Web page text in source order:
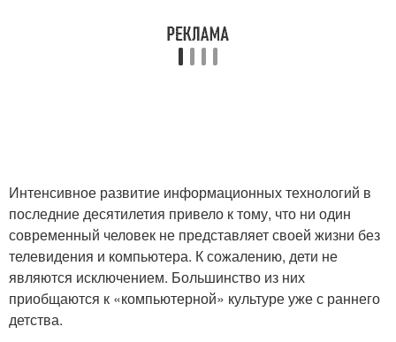
Интенсивное развитие информационных технологий в
последние десятилетия привело к тому, что ни один
современный человек не представляет своей жизни без
телевидения и компьютера. К сожалению, дети не
являются исключением. Большинство из них
приобщаются к «компьютерной» культуре уже с раннего
детства.